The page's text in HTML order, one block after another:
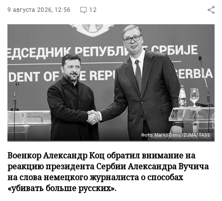
9 августа 2026, 12:56 12
Фото: Marko Dimic/ZUMA/TASS
Военкор Александр Коц обратил внимание на
реакцию президента Сербии Александра Вучича
на слова немецкого журналиста о способах
«убивать больше русских».